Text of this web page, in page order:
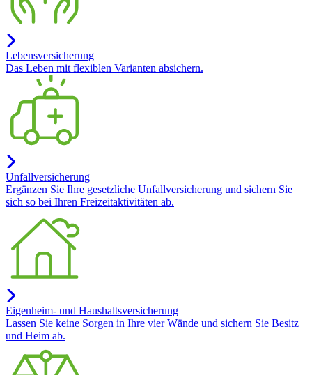
Lebensversicherung
Das Leben mit flexiblen Varianten absichern.
Unfallversicherung
Ergänzen Sie Ihre gesetzliche Unfallversicherung und sichern Sie
sich so bei Ihren Freizeitaktivitäten ab.
Eigenheim- und Haushaltsversicherung
Lassen Sie keine Sorgen in Ihre vier Wände und sichern Sie Besitz
und Heim ab.